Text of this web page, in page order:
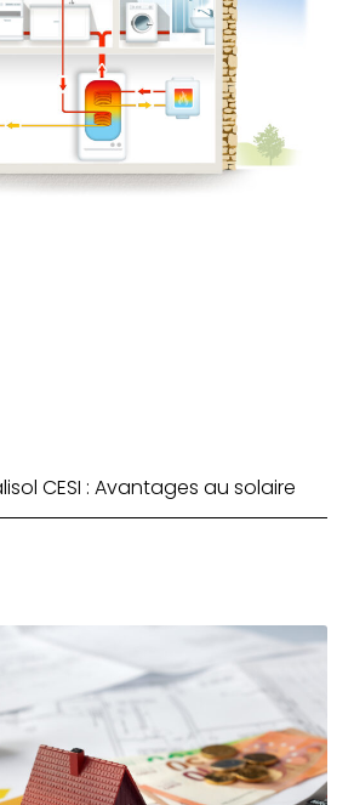
CESI : Avantages au solaire